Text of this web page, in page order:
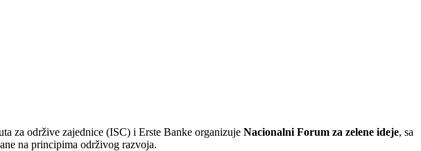
za održive zajednice (ISC) i Erste Banke organizuje Nacionalni Forum za zelene ideje, sa
na principima održivog razvoja.